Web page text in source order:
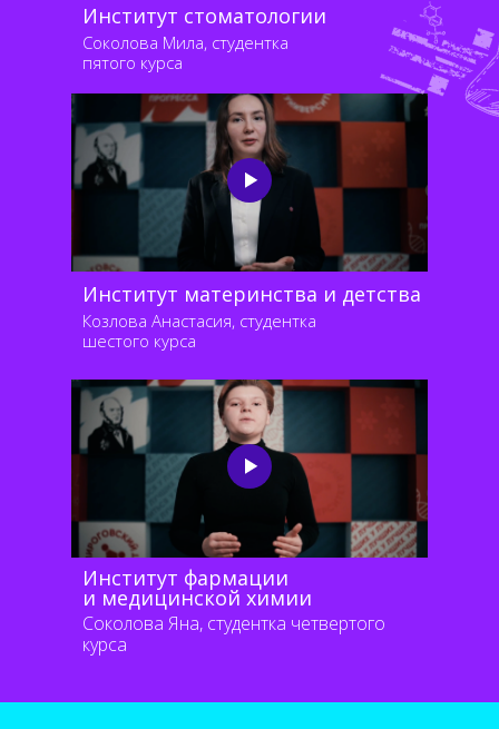
Институт стоматологии
Соколова Мила, студентка
пятого курса
Институт материнства и детства
Козлова Анастасия, студентка
шестого курса
Институт фармации
и медицинской химии
Соколова Яна, студентка четвертого
курса